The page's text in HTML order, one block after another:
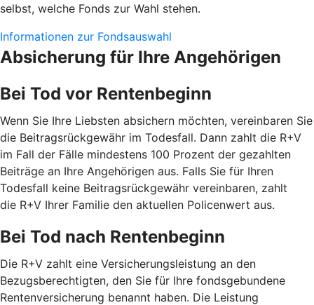
selbst, welche Fonds zur Wahl stehen.
Informationen zur Fondsauswahl
Absicherung für Ihre Angehörigen
Bei Tod vor Rentenbeginn
Wenn Sie Ihre Liebsten absichern möchten, vereinbaren Sie
die Beitragsrückgewähr im Todesfall. Dann zahlt die R+V
im Fall der Fälle mindestens 100 Prozent der gezahlten
Beiträge an Ihre Angehörigen aus. Falls Sie für Ihren
Todesfall keine Beitragsrückgewähr vereinbaren, zahlt
die R+V Ihrer Familie den aktuellen Policenwert aus.
Bei Tod nach Rentenbeginn
Die R+V zahlt eine Versicherungsleistung an den
Bezugsberechtigten, den Sie für Ihre fondsgebundene
Rentenversicherung benannt haben. Die Leistung